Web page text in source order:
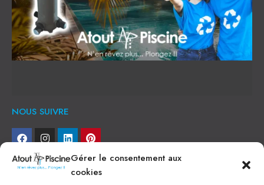
Gérer le consentement aux
cookies
NOUS SUIVRE
NEWSLETTER